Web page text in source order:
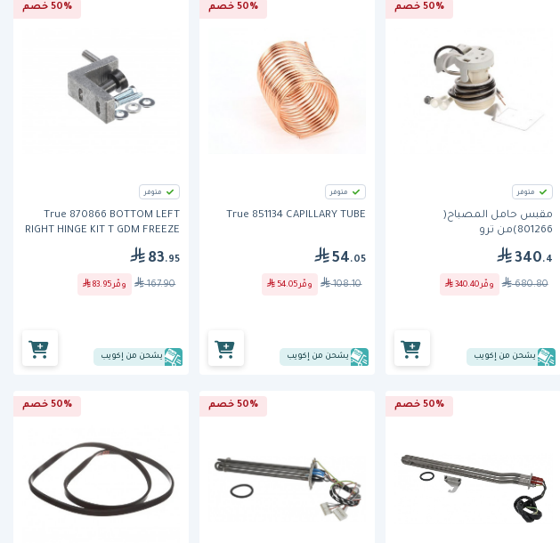
50% خصم
متوفر
مقبس حامل المصباح(
801266)من ترو
340.4
680.80 وفّر340.40
يشحن من إكويب
50% خصم
متوفر
True 851134 CAPILLARY TUBE
54.05
108.10 وفّر54.05
يشحن من إكويب
50% خصم
متوفر
True 870866 BOTTOM LEFT
RIGHT HINGE KIT T GDM FREEZE
83.95
167.90 وفّر83.95
يشحن من إكويب
50% خصم 50% خصم 50% خصم